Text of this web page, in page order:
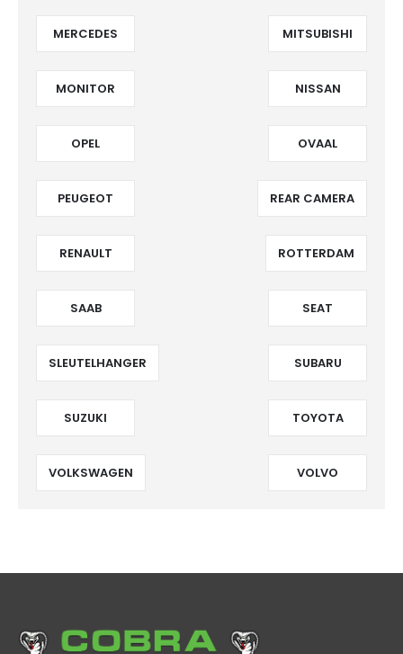
MERCEDES MITSUBISHI
MONITOR NISSAN
OPEL OVAAL
PEUGEOT REAR CAMERA
RENAULT ROTTERDAM
SAAB SEAT
SLEUTELHANGER SUBARU
SUZUKI TOYOTA
VOLKSWAGEN VOLVO